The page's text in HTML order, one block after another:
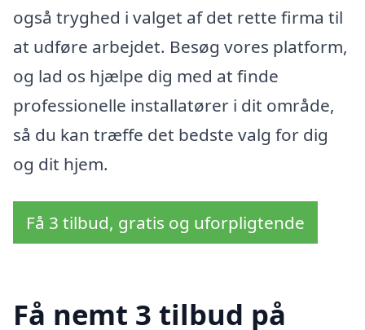
også tryghed i valget af det rette firma til
at udføre arbejdet. Besøg vores platform,
og lad os hjælpe dig med at finde
professionelle installatører i dit område,
så du kan træffe det bedste valg for dig
og dit hjem.
Få 3 tilbud, gratis og uforpligtende
Få nemt 3 tilbud på